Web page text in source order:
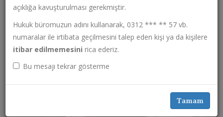
açıklığa kavuşturulması gerekmiştir.
Hukuk büromuzun adını kullanarak, 0312 *** ** 57 vb.
numaralar ile irtibata geçilmesini talep eden kişi ya da kişilere
itibar edilmemesini rica ederiz.
Bu mesajı tekrar gösterme
Tamam